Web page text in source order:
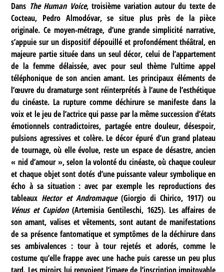
Dans The Human Voice, troisième variation autour du texte de
Cocteau, Pedro Almodóvar, se situe plus près de la pièce
originale. Ce moyen-métrage, d’une grande simplicité narrative,
s’appuie sur un dispositif dépouillé et profondément théâtral, en
majeure partie située dans un seul décor, celui de l’appartement
de la femme délaissée, avec pour seul thème l’ultime appel
téléphonique de son ancien amant. Les principaux éléments de
l’œuvre du dramaturge sont réinterprétés à l’aune de l’esthétique
du cinéaste. La rupture comme déchirure se manifeste dans la
voix et le jeu de l’actrice qui passe par la même succession d’états
émotionnels contradictoires, partagée entre douleur, désespoir,
pulsions agressives et colère. Le décor épuré d’un grand plateau
de tournage, où elle évolue, reste un espace de désastre, ancien
« nid d’amour », selon la volonté du cinéaste, où chaque couleur
et chaque objet sont dotés d’une puissante valeur symbolique en
écho à sa situation : avec par exemple les reproductions des
tableaux Hector et Andromaque(Giorgio di Chirico, 1917) ou
Vénus et Cupidon(Artemisia Gentileschi, 1625). Les affaires de
son amant, valises et vêtements, sont autant de manifestations
de sa présence fantomatique et symptômes de la déchirure dans
ses ambivalences : tour à tour rejetés et adorés, comme le
costume qu’elle frappe avec une hache puis caresse un peu plus